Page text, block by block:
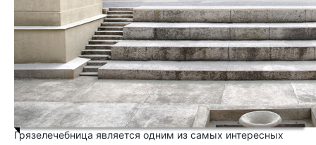
Грязелечебница является одним из самых интересных